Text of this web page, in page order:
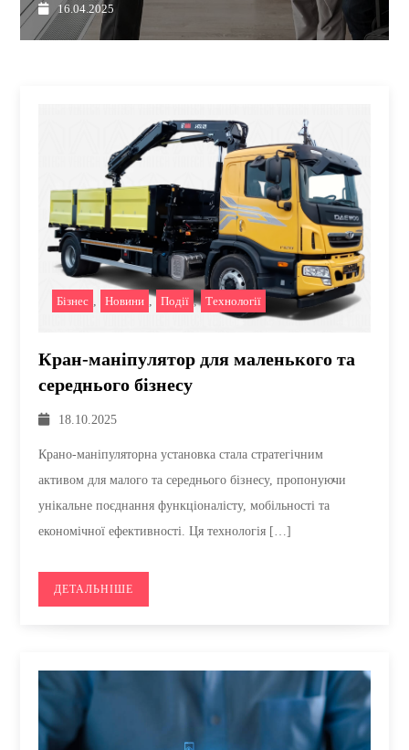
16.04.2025
Бізнес , Новини , Події , Технології
Кран-маніпулятор для маленького та
середнього бізнесу
18.10.2025
Крано-маніпуляторна установка стала стратегічним
активом для малого та середнього бізнесу, пропонуючи
унікальне поєднання функціоналісту, мобільності та
економічної ефективності. Ця технологія […]
ДЕТАЛЬНІШЕ